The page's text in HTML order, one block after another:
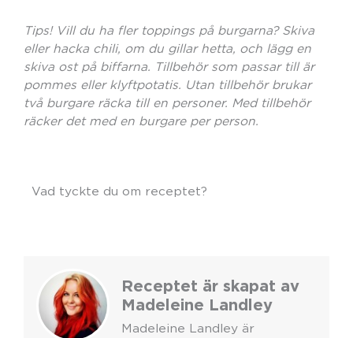
Tips! Vill du ha fler toppings på burgarna? Skiva
eller hacka chili, om du gillar hetta, och lägg en
skiva ost på biffarna. Tillbehör som passar till är
pommes eller klyftpotatis. Utan tillbehör brukar
två burgare räcka till en personer. Med tillbehör
räcker det med en burgare per person.
Vad tyckte du om receptet?
Receptet är skapat av
Madeleine Landley
Madeleine Landley är